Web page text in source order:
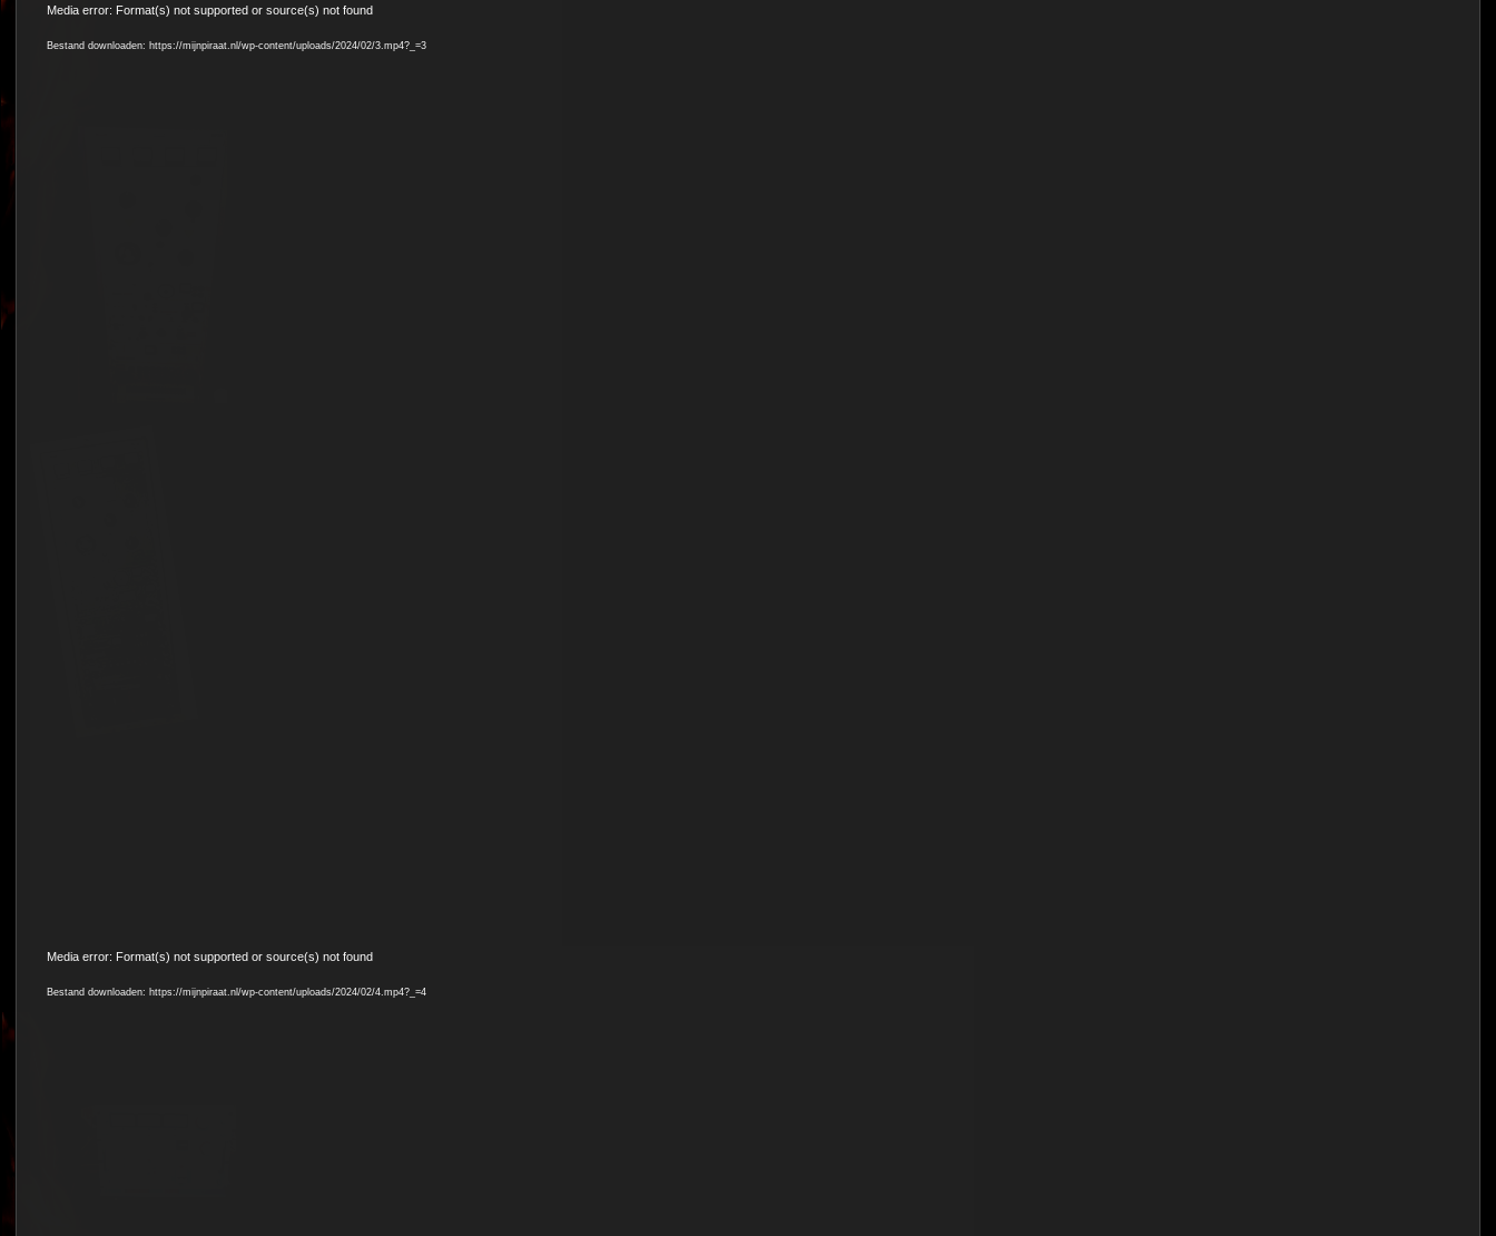
Videospeler
Media error: Format(s) not supported or source(s) not found
Bestand downloaden: https://mijnpiraat.nl/wp-content/uploads/2024/02/3.mp4?_=3
Videospeler
Media error: Format(s) not supported or source(s) not found
Bestand downloaden: https://mijnpiraat.nl/wp-content/uploads/2024/02/4.mp4?_=4